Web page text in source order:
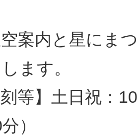
案内と星にま
ます。
刻等】土日祝：
）